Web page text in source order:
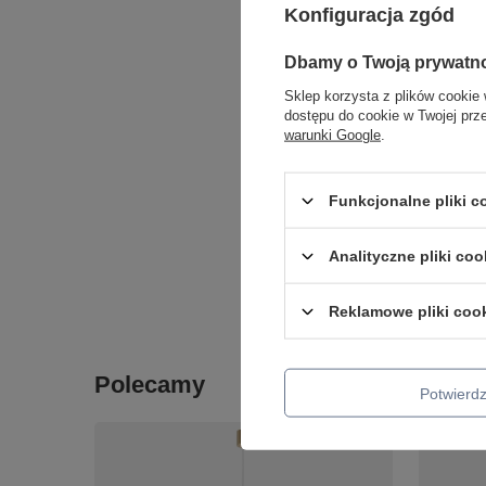
300,00 zł
Ilość
Polecamy
Konfiguracja zgód
Dbamy o Twoją
Sklep korzysta z plików cookie
dostępu do cookie w Twojej
warunki Google
Funkcjonalne pliki
Analityczne pliki
Reklamowe pliki